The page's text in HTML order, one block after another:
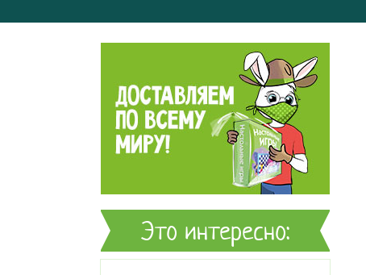
Это интересно: